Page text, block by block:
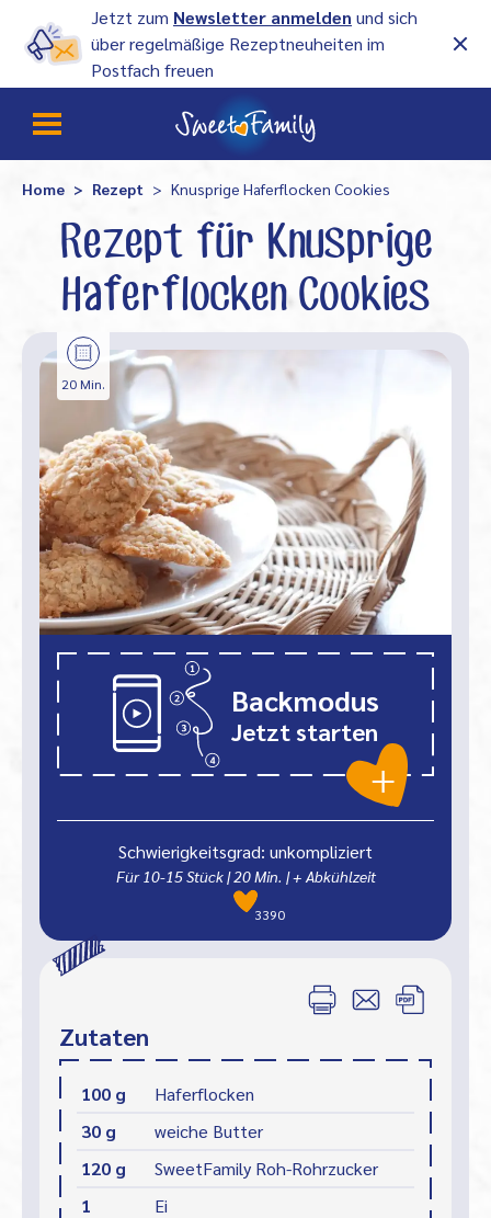
Jetzt zum Newsletter anmelden und sich
über regelmäßige Rezeptneuheiten im
Postfach freuen
Home Rezept Knusprige Haferflocken Cookies
Rezept für Knusprige
Haferflocken Cookies
Backmodus
Jetzt starten
20 Min.
Schwierigkeitsgrad: unkompliziert
Für 10-15 Stück|20Min. | + Abkühlzeit
3390
Zutaten
100 g
Haferflocken
30 g
weiche Butter
120 g
SweetFamily Roh-Rohrzucker
1
Ei